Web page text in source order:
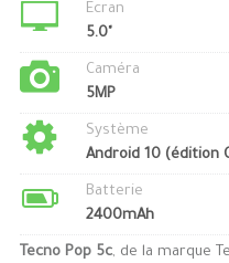
Ecran
5.0"
Caméra
5MP
Système
Android 10 (édition
Batterie
2400mAh
Tecno Pop 5c, de la marque